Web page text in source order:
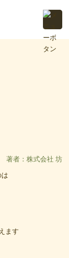
著者：株式会社 坊
ます